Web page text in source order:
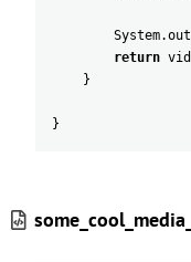
System.out
return
}
}